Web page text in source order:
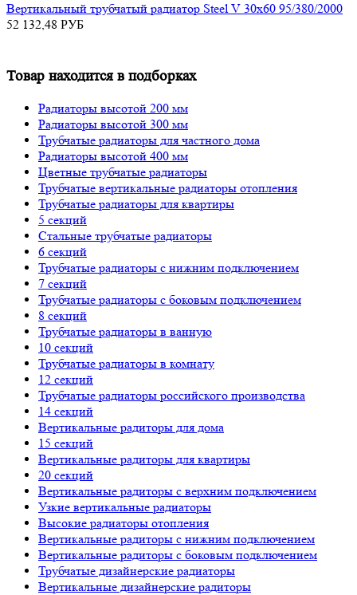
Вертикальный трубчатый радиатор Steel V 30х60 95/380/2000
52 132,48 РУБ
Товар находится в подборках
Радиаторы высотой 200 мм
Радиаторы высотой 300 мм
Трубчатые радиаторы для частного дома
Радиаторы высотой 400 мм
Цветные трубчатые радиаторы
Трубчатые вертикальные радиаторы отопления
Трубчатые радиаторы для квартиры
5 секций
Стальные трубчатые радиаторы
6 секций
Трубчатые радиаторы с нижним подключением
7 секций
Трубчатые радиаторы с боковым подключением
8 секций
Трубчатые радиаторы в ванную
10 секций
Трубчатые радиаторы в комнату
12 секций
Трубчатые радиаторы российского производства
14 секций
Вертикальные радиторы для дома
15 секций
Вертикальные радиторы для квартиры
20 секций
Вертикальные радиторы с верхним подключением
Узкие вертикальные радиаторы
Высокие радиаторы отопления
Вертикальные радиторы с нижним подключением
Вертикальные радиторы с боковым подключением
Трубчатые дизайнерские радиаторы
Вертикальные дизайнерские радиторы